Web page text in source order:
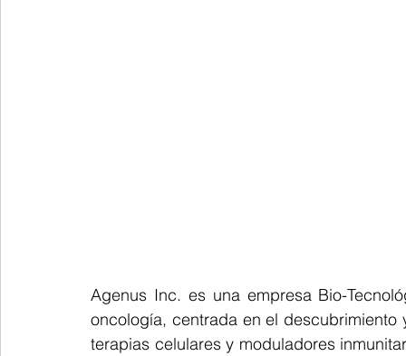
Agenus Inc. es una empresa Bio-
oncología, centrada en el
terapias celulares y moduladores